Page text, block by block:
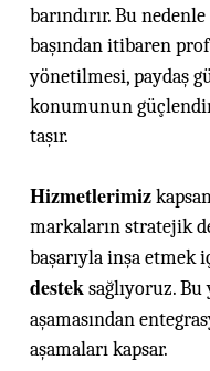
barındırır. Bu
başından itibaren
yönetilmesi, paydaş
konumunun
taşır.
Hizmetlerimiz
markaların stratejik
başarıyla inşa etmek
desteksağlıyoruz. Bu
aşamasından
aşamaları kapsar.